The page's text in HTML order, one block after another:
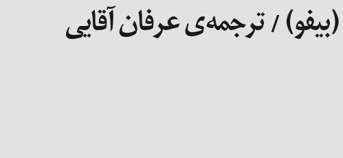
/ ترجمه‌ی عرفان آقایی